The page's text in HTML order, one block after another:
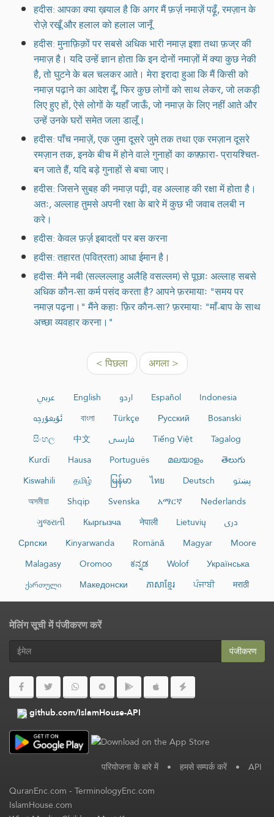
हदीस: आपका क्या ख़याल है कि अगर मैं फ़र्ज़ नमाज़ें पढ़ूँ, रमज़ान के
रोज़े रखूँ और हलाल को हलाल जानूँ
हदीस: मुनाफ़िक़ों पर सबसे अधिक भारी नमाज़ इशा तथा फ़ज्र की
नमाज़ है। यदि उन्हें ज्ञान होता कि इन दोनों नमाज़ों में क्या कुछ नेकी
है, तो घुटने के बल चलकर आते। मेरा इरादा हुआ कि मैं किसी को
नमाज़ पढ़ाने का आदेश दूँ, फिर कुछ लोगों को साथ लेकर, जो लकड़ी
लिए हुए हों, ऐसे लोगों के यहाँ जाऊँ, जो नमाज़ के लिए नहीं आते और
उन्हें उनके घरों समेत जला डालूँ।
हदीस: पाँच नमाज़ें, एक जुमा दूसरे जुमे तक तथा एक रमज़ान दूसरे
रमज़ान तक, इनके बीच में होने वाले गुनाहों का कफ़्फ़ारा- प्रायश्चित-
बन जाते हैं, यदि बड़े गुनाहों से बचा जाए।
हदीस: जिसने सुबह की नमाज़ पढ़ी, वह अल्लाह की रक्षा में होता है।
अतः, अल्लाह तुमसे अपनी रक्षा के बारे में कुछ भी जवाब तलबी न
करे।
हदीस: केवल फ़र्ज़ इबादतों पर बस करना
हदीस: तहारत (पवित्रता) आधा ईमान है।
हदीस: मैंने नबी (सल्लल्लाहु अलैहि वसल्लम) से पूछाः अल्लाह सबसे
अधिक कौन-सा कर्म पसंद करता है? आपने फ़रमायाः "समय पर
नमाज़ पढ़ना।" मैंने कहाः फ़िर काैन-सा? फ़रमायाः "माँ-बाप के साथ
अच्छा व्यवहार करना।"
< पिछला अगला >
عربي English اردو Español
Indonesia
ئۇيغۇرچە
বাংলা Türkçe Русский
Bosanski
සිංහල
中文 فارسی Tiếng Việt
Tagalog
Kurdî
Hausa Português മലയാളം
తెలుగు
Kiswahili
தமிழ் မြန်မာ ไทย Deutsch
پښتو
অসমীয়া
Shqip Svenska አማርኛ
Nederlands
ગુજરાતી
Кыргызча नेपाली Lietuvių
دری
Српски
Kinyarwanda Română Magyar
Moore
Malagasy
Oromoo ಕನ್ನಡ Wolof
Українська
ქართული
Македонски ភាសាខ្មែរ ਪੰਜਾਬੀ मराठी
मेलिंग सूची में पंजीकरण करें
पंजीकरण
github.com/IslamHouse-API
परियोजना के बारे में • हमसे सम्पर्क करें • API
QuranEnc.com-TerminologyEnc.com
IslamHouse.com